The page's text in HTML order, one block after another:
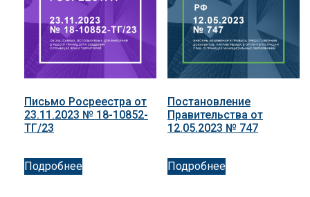
Письмо Росреестра от
23.11.2023 № 18-10852-
ТГ/23
Подробнее
Постановление
Правительства от
12.05.2023 № 747
Подробнее